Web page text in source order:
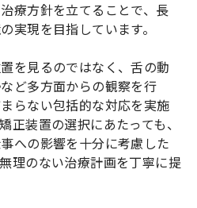
療方針を立てることで、長
実現を目指しています。
を見るのではなく、舌の動
ど多方面からの観察を行
らない包括的な対応を実施
正装置の選択にあたっても、
への影響を十分に考慮した
理のない治療計画を丁寧に提